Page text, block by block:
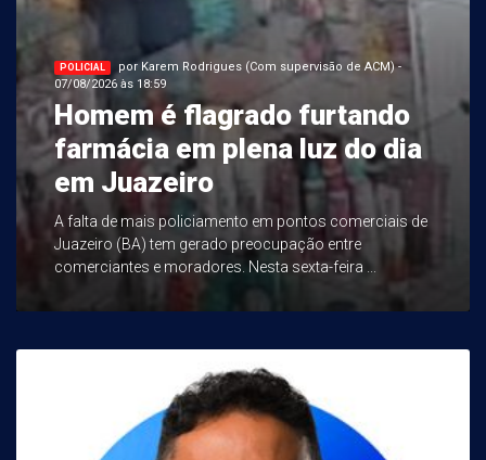
POLICIAL
por Karem Rodrigues (Com supervisão de ACM) -
07/08/2026 às 18:59
Homem é flagrado furtando
farmácia em plena luz do dia
em Juazeiro
A falta de mais policiamento em pontos comerciais de
Juazeiro (BA) tem gerado preocupação entre
comerciantes e moradores. Nesta sexta-feira ...